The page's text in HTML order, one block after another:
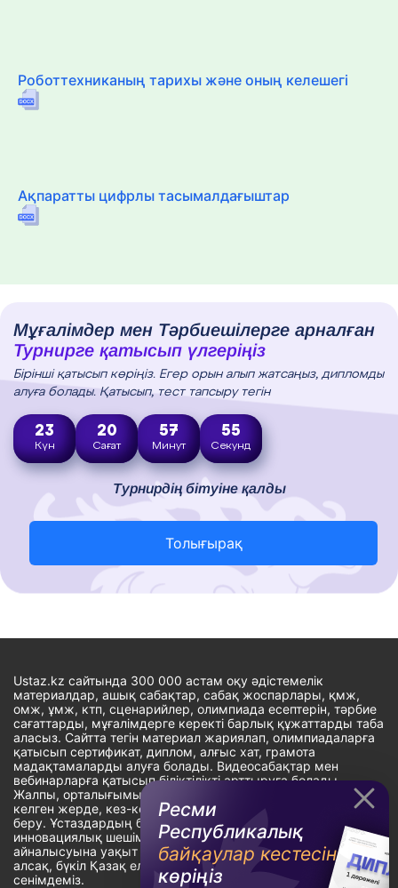
Ресми
Республикалық
байқаулар кестесін
көріңіз
Роботтехниканың тарихы және оның келешегі
Ақпаратты цифрлы тасымалдағыштар
Мұғалімдер мен Тәрбиешілерге арналған
Турнирге қатысып үлгеріңіз
Бірінші қатысып көріңіз. Егер орын алып жатсаңыз, дипломды
алуға болады. Қатысып, тест тапсыру тегін
23
Күн
20
Сағат
57
Минут
54
Секунд
Турнирдің бітуіне қалды
Толығырақ
Ustaz.kz сайтында 300 000 астам оқу әдістемелік
материалдар, ашық сабақтар, сабақ жоспарлары, қмж,
омж, ұмж, ктп, сценарийлер, олимпиада есептерін, тәрбие
сағаттарды, мұғалімдерге керекті барлық құжаттарды таба
аласыз. Сайтта тегін материал жариялап, олимпиадаларға
қатысып сертификат, диплом, алғыс хат, грамота
мадақтамаларды алуға болады. Видеосабақтар мен
вебинарларға қатысып біліктілікті арттыруға болады.
Жалпы, орталығымыздың басты мақсаты: ұстаздарға кез-
келген жерде, кез-келген уақытта білім алуына мүмкіндік
беру. Ұстаздардың барлық өзекті мәселелеріне
инновациялық шешім тауып, шығармашылық жұмыспен
айналысуына уақыт сыйлау. «Ұстаздарға сапалы білім бере
алсақ, бүкіл Қазақ еліне білім бере аламыз» - деген
сенімдеміз.